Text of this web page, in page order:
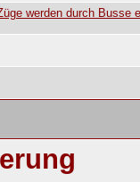
werden durch Busse